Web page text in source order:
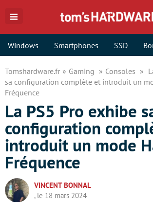
Windows Smartphones SSD
Tomshardware.fr Gaming Consoles
sa configuration complète et introduit un
Fréquence
La PS5 Pro exhibe
configuration
introduit un mode
Fréquence
VINCENT BONNAL
, le 18 mars 2024